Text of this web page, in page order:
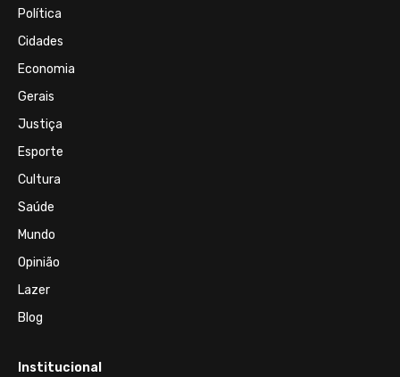
Política
Cidades
Economia
Gerais
Justiça
Esporte
Cultura
Saúde
Mundo
Opinião
Lazer
Blog
Institucional